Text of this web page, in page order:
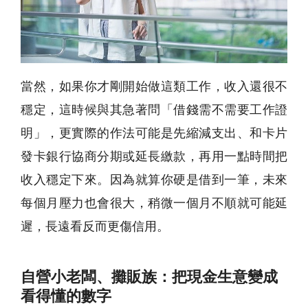
當然，如果你才剛開始做這類工作，收入還很不
穩定，這時候與其急著問「借錢需不需要工作證
明」，更實際的作法可能是先縮減支出、和卡片
發卡銀行協商分期或延長繳款，再用一點時間把
收入穩定下來。因為就算你硬是借到一筆，未來
每個月壓力也會很大，稍微一個月不順就可能延
遲，長遠看反而更傷信用。
自營小老闆、攤販族：把現金生意變成
看得懂的數字